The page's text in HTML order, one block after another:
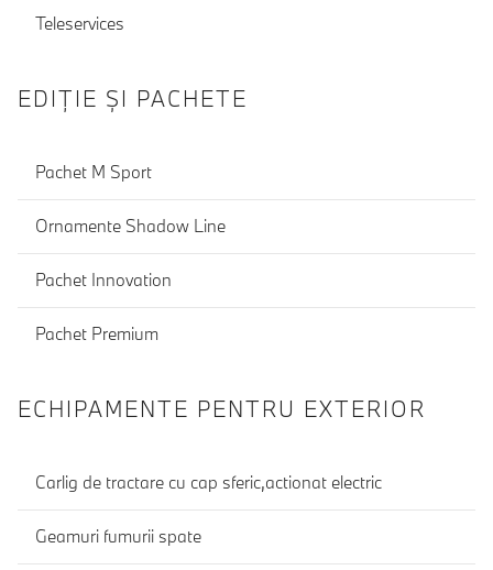
Teleservices
EDIŢIE ŞI PACHETE
Pachet M Sport
Ornamente Shadow Line
Pachet Innovation
Pachet Premium
ECHIPAMENTE PENTRU EXTERIOR
Carlig de tractare cu cap sferic,actionat electric
Geamuri fumurii spate